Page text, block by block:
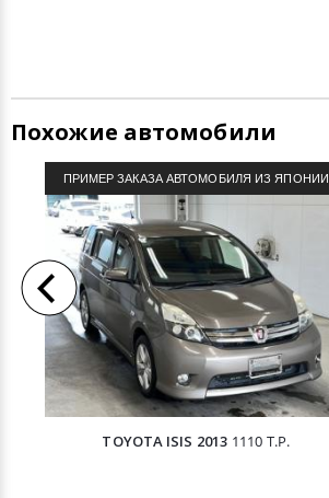
Похожие автомобили
ПРИМЕР ЗАКАЗА АВТОМОБИЛЯ ИЗ ЯПОНИИ
TOYOTA ISIS 2013 1110 Т.Р.